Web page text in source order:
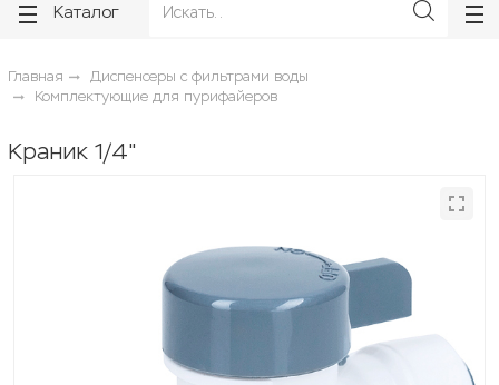
Каталог
Главная
Диспенсеры с фильтрами воды
Комплектующие для пурифайеров
Краник 1/4"